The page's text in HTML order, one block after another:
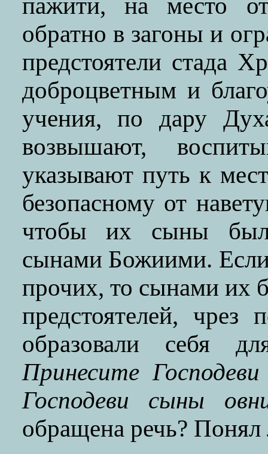
пажити, на место
обратно в загоны и
предстоятели стада
доброцветным и
учения, по дару
возвышают,
указывают путь к
безопасному от
чтобы их сыны
сынами Божиими.
прочих, то сынами их
предстоятелей, чрез
образовали себя
Принесите
Господеви сыны
обращена речь? Понял